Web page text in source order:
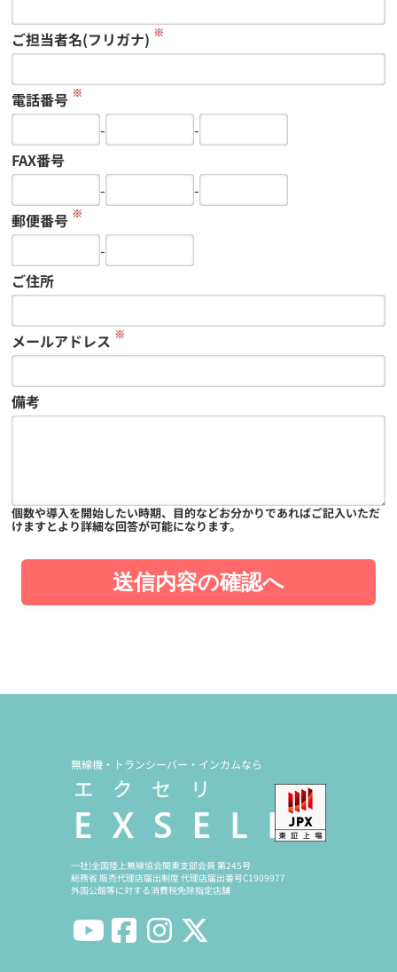
ご担当者名(フリガナ) ※
電話番号 ※
-
-
FAX番号
-
-
郵便番号 ※
-
ご住所
メールアドレス ※
備考
個数や導入を開始したい時期、目的などお分かりであればご記入いただ
けますとより詳細な回答が可能になります。
送信内容の確認へ
無線機・トランシーバー・インカムなら
一社)全国陸上無線協会関東支部会員 第245号
総務省 販売代理店届出制度 代理店届出番号C1909977
外国公館等に対する消費税免除指定店舗